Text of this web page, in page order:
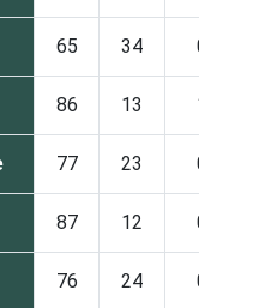
65 34 0
86 13 1
77 23 0
87 12 0
76 24 0